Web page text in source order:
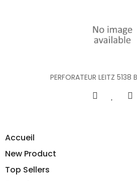
Accueil
New Product
Top Sellers
PERFORATEUR LEITZ 5138